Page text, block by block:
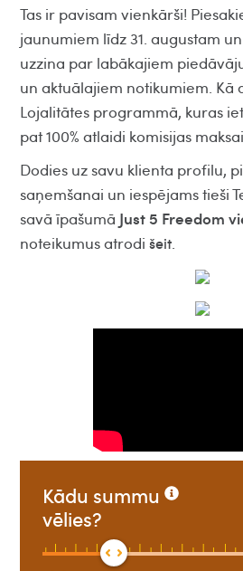
Tas ir pavisam vienkārši!
jaunumiem līdz 31. augustam
uzzina par labākajiem
un aktuālajiem notikumiem. Kā
Lojalitātes programmā, kuras
pat 100% atlaidi komisijas
Dodies uz savu klienta profilu,
saņemšanai un iespējams tieši
savā īpašumā Just 5 Freedom
noteikumus atrodišeit.
Kādu summu
vēlies?